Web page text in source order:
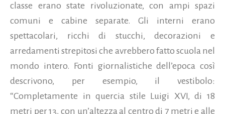
classe erano state rivoluzionate, con ampi spazi
comuni e cabine separate. Gli interni erano
spettacolari, ricchi di stucchi, decorazioni e
arredamenti strepitosi che avrebbero fatto scuola nel
mondo intero. Fonti giornalistiche dell’epoca così
descrivono, per esempio, il vestibolo:
“Completamente in quercia stile Luigi XVI, di 18
metri per 13, con un’altezza al centro di 7 metri e alle